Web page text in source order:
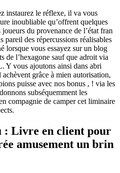
instaurez le réflexe, il va vous
inoubliable qu’offrent quelques
du provenance de l’état fran
pareil des répercussions réalisables
lorsque vous essayez sur un blog
de l’hexagone sauf que adroit via
Y vous ajoutons ainsi dans abri
grâce à mien autorisation,
puisse avec nos bonus , ! via les
subséquemment les
compagnie de camper cet liminaire
: Livre en client pour
amusement un brin